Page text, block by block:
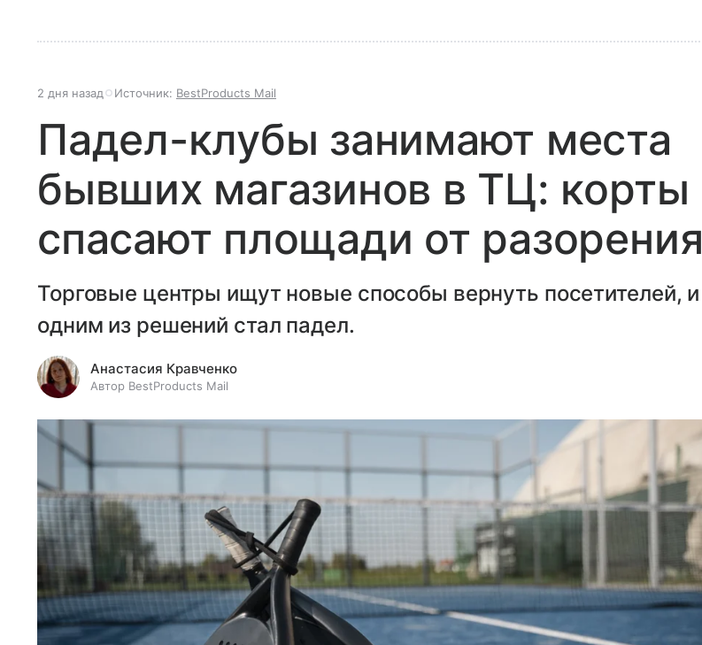
2 дня назад Источник: BestProducts Mail
Падел-клубы занимают места
бывших магазинов в ТЦ: корты
спасают площади от разорения
Торговые центры ищут новые способы вернуть посетителей, и
одним из решений стал падел.
Анастасия Кравченко
Автор BestProducts Mail